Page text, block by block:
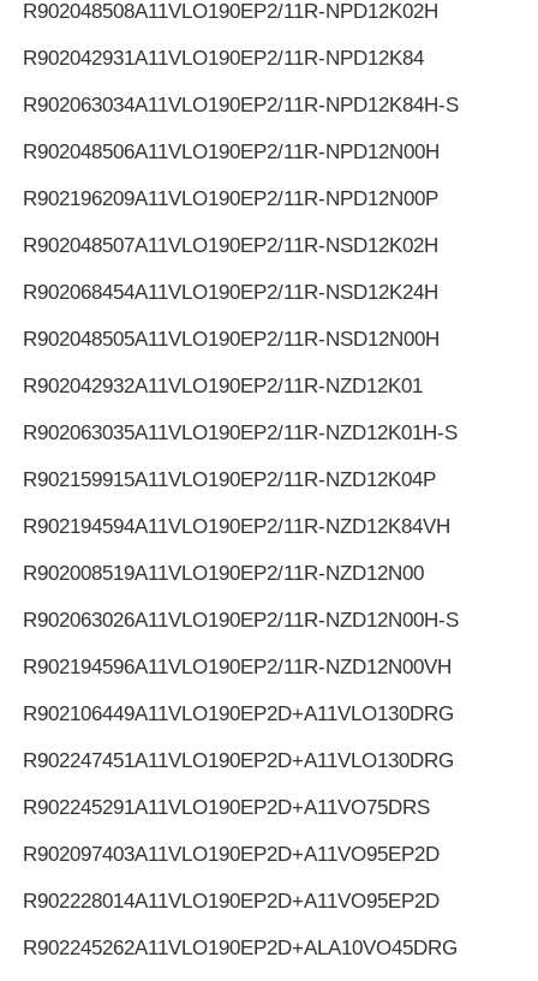
R902048508A11VLO190EP2/11R-NPD12K02H
R902042931A11VLO190EP2/11R-NPD12K84
R902063034A11VLO190EP2/11R-NPD12K84H-S
R902048506A11VLO190EP2/11R-NPD12N00H
R902196209A11VLO190EP2/11R-NPD12N00P
R902048507A11VLO190EP2/11R-NSD12K02H
R902068454A11VLO190EP2/11R-NSD12K24H
R902048505A11VLO190EP2/11R-NSD12N00H
R902042932A11VLO190EP2/11R-NZD12K01
R902063035A11VLO190EP2/11R-NZD12K01H-S
R902159915A11VLO190EP2/11R-NZD12K04P
R902194594A11VLO190EP2/11R-NZD12K84VH
R902008519A11VLO190EP2/11R-NZD12N00
R902063026A11VLO190EP2/11R-NZD12N00H-S
R902194596A11VLO190EP2/11R-NZD12N00VH
R902106449A11VLO190EP2D+A11VLO130DRG
R902247451A11VLO190EP2D+A11VLO130DRG
R902245291A11VLO190EP2D+A11VO75DRS
R902097403A11VLO190EP2D+A11VO95EP2D
R902228014A11VLO190EP2D+A11VO95EP2D
R902245262A11VLO190EP2D+ALA10VO45DRG